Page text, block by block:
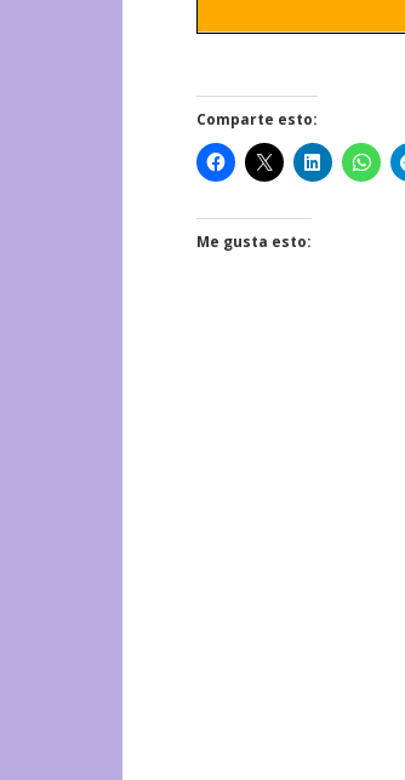
Comparte esto:
Me gusta esto: